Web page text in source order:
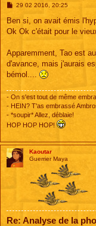
M
s
a
29 02 2016, 20:25
Ben si, on avait émis
Ok Ok c'était pour le
Apparemment, Tao est
d'avance, mais j'aurais
bémol....
- On s'est tout de même
- HEIN? T'as embrassé
- *soupir* Allez, déblaie!
HOP HOP HOP!
Kaoutar
Guerrier Maya
Re: Analyse de la